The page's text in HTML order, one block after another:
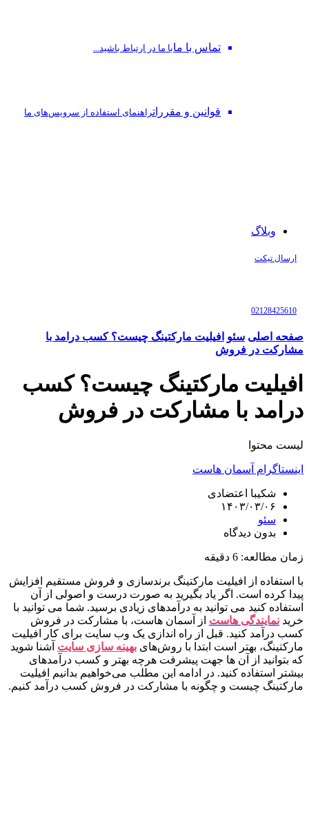
تماس با مابا ما در ارتباط باشید...
قوانین و مقرراتراهنمای استفاده از سرویس‌های ما
وبلاگ
ارسال تیکت
02128425610
صفحه اصلی سئو افیلیت مارکتینگ چیست؟ کسب درامد با
مشارکت در فروش
افیلیت مارکتینگ چیست؟ کسب
درامد با مشارکت در فروش
لیست محتوا
اینستاگرام آسمان هاست
شکیبا اعتضادی
۱۴۰۳/۰۳/۰۶
سئو
بدون دیدگاه
زمان مطالعه: 6 دقیقه
با استفاده از افیلیت مارکتینگ برندسازی و فروش مستقیم افزایش
پیدا کرده‌ است. اگر یاد بگیرید به‌ صورت درست و اصولی از آن
استفاده کنید می ‌توانید به درآمدهای زیادی برسید. شما می توانید با
خرید نمایندگی هاست از آسمان هاست، با مشارکت در فروش
کسب درآمد کنید. قبل از راه اندازی یک وب ‌سایت برای کار افیلیت
مارکتینگ، بهتر است ابتدا با روش‌های بهینه ‌سازی سایت آشنا شوید
که بتوانید از آن ‌ها جهت پیشرفت هرچه بهتر و کسب درآمدهای
بیشتر استفاده کنید. در ادامه این مطلب می‌خواهیم بدانیم افیلیت
مارکتینگ چیست و چگونه با مشارکت در فروش کسب درآمد کنیم.